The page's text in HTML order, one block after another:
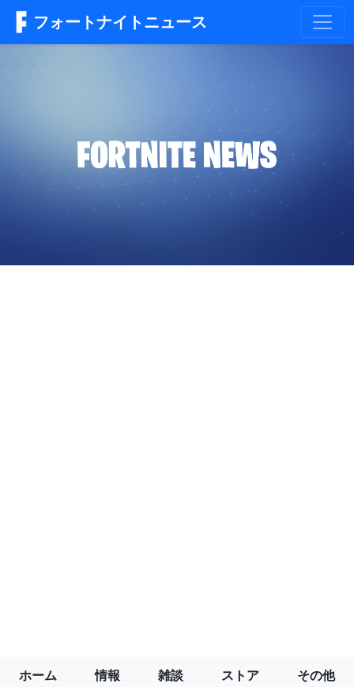
フォートナイトニュース
ホーム 情報 雑談 ストア その他